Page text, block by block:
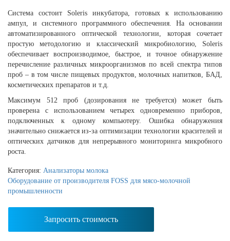
Система состоит Soleris инкубатора, готовых к использованию
ампул, и системного программного обеспечения. На основании
автоматизированного оптической технологии, которая сочетает
простую методологию и классический микробиологию, Soleris
обеспечивает воспроизводимое, быстрое, и точное обнаружение
перечисление различных микроорганизмов по всей спектра типов
проб – в том числе пищевых продуктов, молочных напитков, БАД,
косметических препаратов и т.д.
Максимум 512 проб (дозирования не требуется) может быть
проверена с использованием четырех одновременно приборов,
подключенных к одному компьютеру. Ошибка обнаружения
значительно снижается из-за оптимизации технологии красителей и
оптических датчиков для непрерывного мониторинга микробного
роста.
Категория: Анализаторы молока
Оборудование от производителя FOSS для мясо-молочной
промышленности
Запросить стоимость